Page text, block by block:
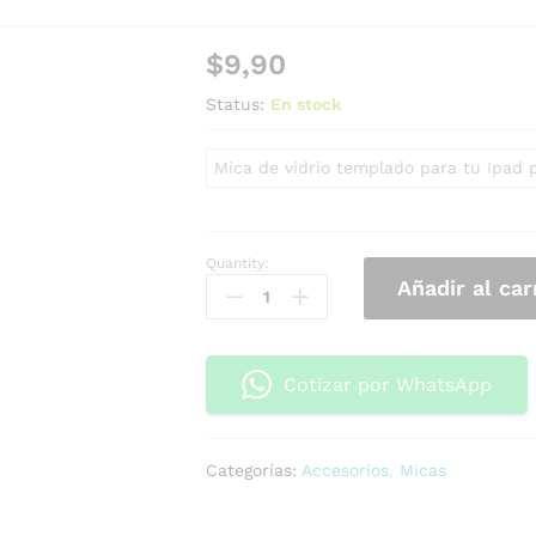
$9,90
Status: En stock
Mica de vidrio templado para tu Ipad
Quantity:
Añadir al
Cotizar por WhatsApp
Categorías:Accesorios, Micas